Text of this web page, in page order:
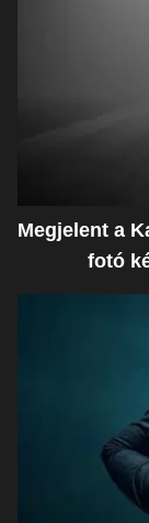
Megjelent a
fotó